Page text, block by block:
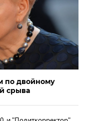
по двойному
срыва